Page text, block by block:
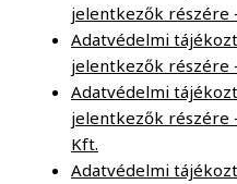
jelentkezők részére
Adatvédelmi
jelentkezők részére
Adatvédelmi
jelentkezők részére -
Kft.
Adatvédelmi